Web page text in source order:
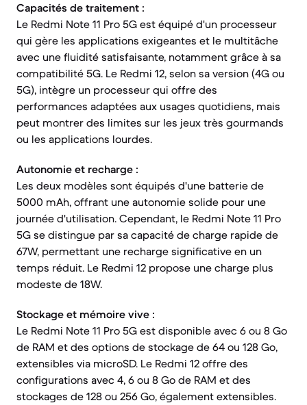
Capacités de traitement :
Le Redmi Note 11 Pro 5G est équipé d'un processeur
qui gère les applications exigeantes et le multitâche
avec une fluidité satisfaisante, notamment grâce à sa
compatibilité 5G. Le Redmi 12, selon sa version (4G ou
5G), intègre un processeur qui offre des
performances adaptées aux usages quotidiens, mais
peut montrer des limites sur les jeux très gourmands
ou les applications lourdes.
Autonomie et recharge :
Les deux modèles sont équipés d'une batterie de
5000 mAh, offrant une autonomie solide pour une
journée d'utilisation. Cependant, le Redmi Note 11 Pro
5G se distingue par sa capacité de charge rapide de
67W, permettant une recharge significative en un
temps réduit. Le Redmi 12 propose une charge plus
modeste de 18W.
Stockage et mémoire vive :
Le Redmi Note 11 Pro 5G est disponible avec 6 ou 8 Go
de RAM et des options de stockage de 64 ou 128 Go,
extensibles via microSD. Le Redmi 12 offre des
configurations avec 4, 6 ou 8 Go de RAM et des
stockages de 128 ou 256 Go, également extensibles.